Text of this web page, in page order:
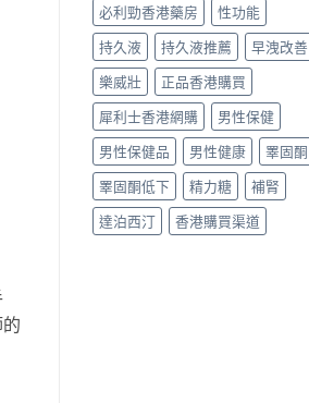
購
指
南〉
中
必利勁香港藥房
性功能
持久液
持久液推薦
早洩改善
樂威壯
正品香港購買
犀利士香港網購
男性保健
男性保健品
男性健康
睪固酮
睪固酮低下
精力糖
補腎
達泊西汀
香港購買渠道